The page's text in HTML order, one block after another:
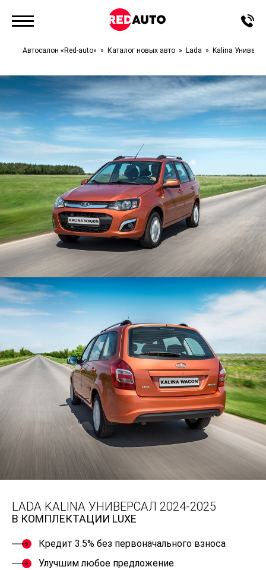
Автосалон «Red-auto» Каталог новых авто Lada Kalina
LADA KALINA УНИВЕРСАЛ 2024-2025
В КОМПЛЕКТАЦИИ LUXE
Кредит 3.5% без первоначального взноса
Улучшим любое предложение